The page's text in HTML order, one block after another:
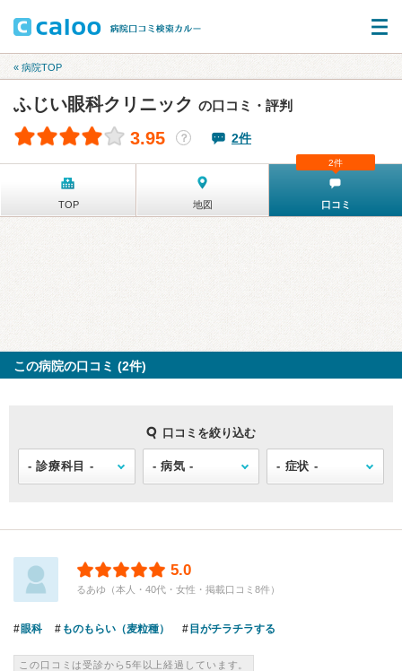
« 病院TOP
ふじい眼科クリニック の口コミ・評判
3.95 ？ 2件
TOP 地図 口コミ
2件
この病院の口コミ (2件)
口コミを絞り込む
5.0
るあゆ（本人・40代・女性・掲載口コミ8件）
眼科 ものもらい（麦粒種） 目がチラチラする
この口コミは受診から5年以上経過しています。